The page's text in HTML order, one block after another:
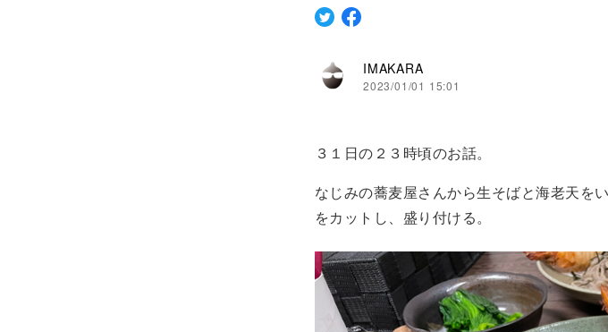
IMAKARA
2023/01/01 15:01
３１日の２３時頃のお話。
なじみの蕎麦屋さんから生そばと海老天を
をカットし、盛り付ける。